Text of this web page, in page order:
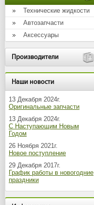
Технические жидкости
Автозапчасти
Аксессуары
Производители
Наши новости
13 Декабря 2024г.
Оригинальные запчасти
13 Декабря 2024г.
С Наступающим Новым
Годом
26 Ноября 2021г.
Новое поступление
29 Декабря 2017г.
График работы в новогодние
праздники